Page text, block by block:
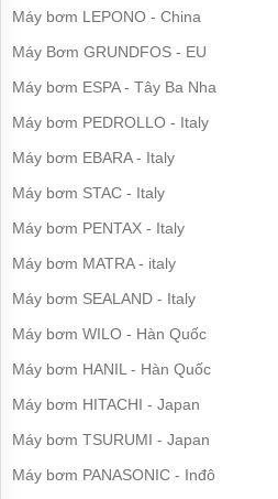
chân
Bơm
bán
chân
không
bơm
tâm
Máy
gia
Máy
bơm
công
nghiệp
Máy
bơm
chìm
Máy bơm LEPONO - China
Máy Bơm GRUNDFOS - EU
Máy bơm ESPA - Tây Ba Nha
Máy bơm PEDROLLO - Italy
Máy bơm EBARA - Italy
Máy bơm STAC - Italy
Máy bơm PENTAX - Italy
Máy bơm MATRA - italy
Máy bơm SEALAND - Italy
Máy bơm WILO - Hàn Quốc
Máy bơm HANIL - Hàn Quốc
Máy bơm HITACHI - Japan
Máy bơm TSURUMI - Japan
Máy bơm PANASONIC - Inđô